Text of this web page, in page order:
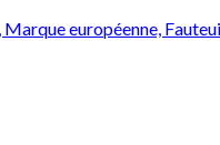
européenne,